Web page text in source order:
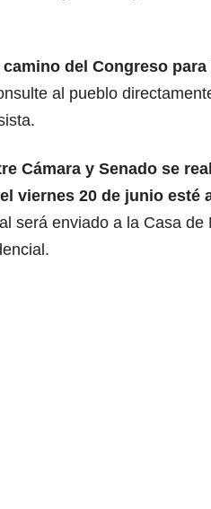
del Congreso
al pueblo
Cámara y Senado se
viernes 20 de junio esté
será enviado a la Casa de